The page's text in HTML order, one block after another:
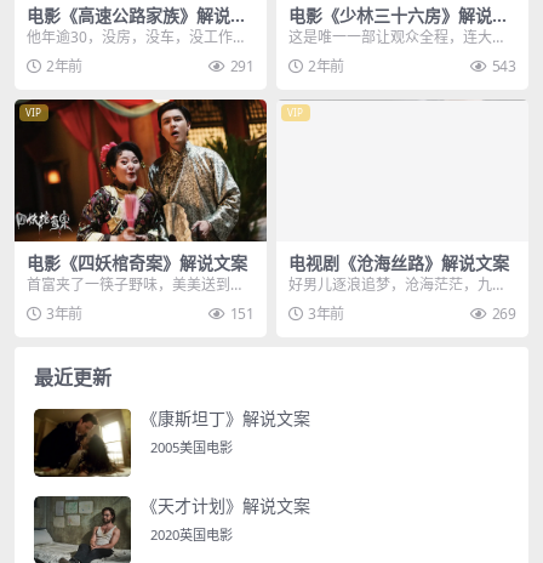
电影《高速公路家族》解说文
案
他年逾30，没房，没车，没工作，
却拥有一个美丽的妻子，和两个乖
巧的孩子，如今妻子...
2年前 291
电影《少林三十六房》解说文
案
这是唯一一部让观众全程，连大气
都不敢喘的武侠片，只因为其中90
的剧情，都是紧张刺...
2年前 543
VIP
电影《四妖棺奇案》解说文案
首富夹了一筷子野味，美美送到嘴
里品尝，谁知突然脸色一变，紧紧
卡住自己的喉咙，在众...
3年前 151
VIP
电视剧《沧海丝路》解说文案
好男儿逐浪追梦，沧海茫茫，九死
一生，两千多年前，汉武帝派出使
臣，在渔家儿女的帮助...
3年前 269
最近更新
《康斯坦丁》解说文案
2005美国电影
《天才计划》解说文案
2020英国电影